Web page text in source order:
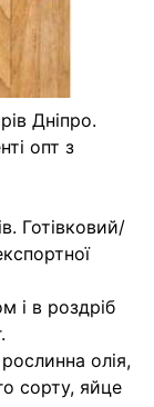
Дніпро.
опт з
Готівковий/
і в роздріб
олія,
сорту, яйце